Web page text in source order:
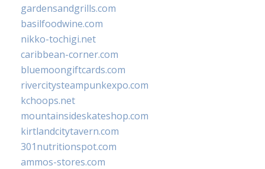
gardensandgrills.com
basilfoodwine.com
nikko-tochigi.net
caribbean-corner.com
bluemoongiftcards.com
rivercitysteampunkexpo.com
kchoops.net
mountainsideskateshop.com
kirtlandcitytavern.com
301nutritionspot.com
ammos-stores.com